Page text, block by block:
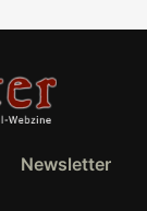
Newsletter